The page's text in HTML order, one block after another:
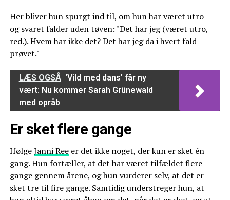
Her bliver hun spurgt ind til, om hun har været utro –
og svaret falder uden tøven: "Det har jeg (været utro,
red.). Hvem har ikke det? Det har jeg da i hvert fald
prøvet."
LÆS OGSÅ 'Vild med dans' får ny
vært: Nu kommer Sarah Grünewald
med opråb
Er sket flere gange
IfølgeJanni Reeer det ikke noget, der kun er sket én
gang. Hun fortæller, at det har været tilfældet flere
gange gennem årene, og hun vurderer selv, at det er
sket tre til fire gange. Samtidig understreger hun, at